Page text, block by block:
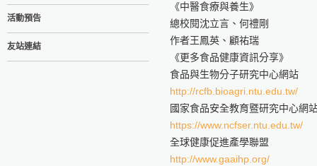
活動預告
友站連結
《中醫食療與養生》
總校閱沈立言、何禮剛
作者王鳳英、顧祐瑞
《更多食品健康資訊分享》
食品與生物分子研究中心網站
http://rcfb.bioagri.ntu.edu.tw/
國家食品安全教育暨研究中心網
https://www.ncfser.ntu.edu.tw/
全球健康促進產學聯盟
http://www.gaaihp.org/